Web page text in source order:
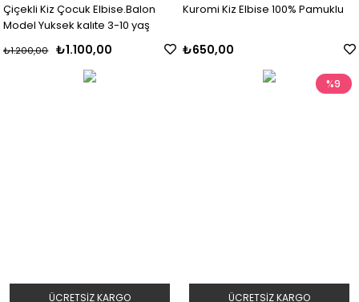
Çiçekli Kiz Çocuk Elbise.Balon
Model Yuksek kalıte 3-10 yaş
₺1.100,00
₺1.200,00
Kuromi Kiz Elbise 100% Pamuklu
₺650,00
ÜCRETSIZ KARGO
%9
ÜCRETSIZ KARGO